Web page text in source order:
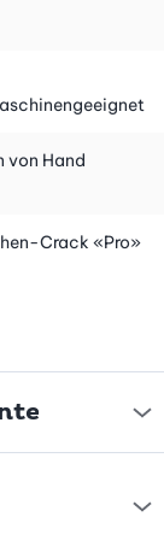
Die abnehmbaren
von Hand
Crack «Pro»